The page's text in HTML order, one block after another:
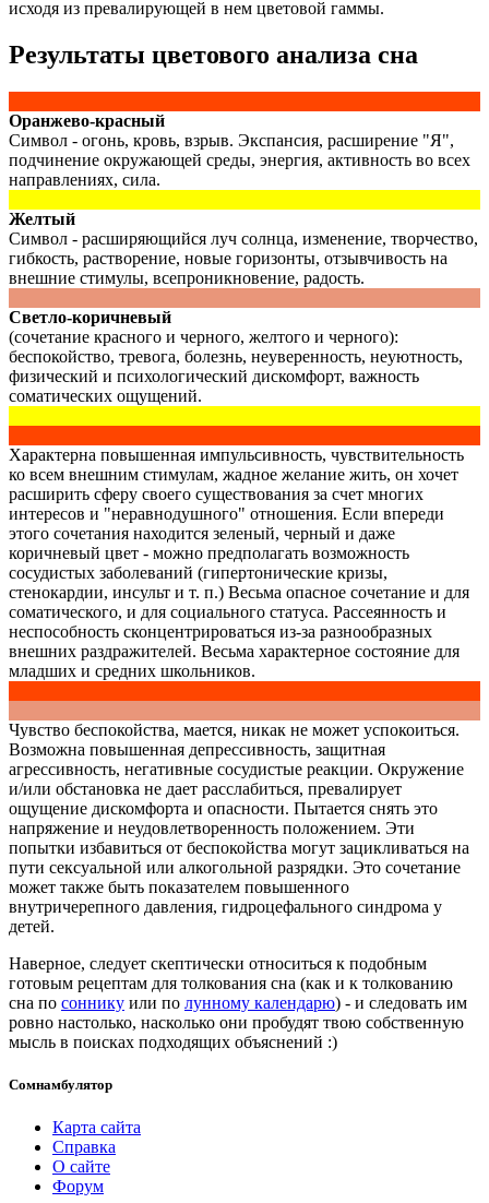
исходя из превалирующей в нем цветовой гаммы.
Результаты цветового анализа сна
Оранжево-красный
Символ - огонь, кровь, взрыв. Экспансия, расширение "Я",
подчинение окружающей среды, энергия, активность во всех
направлениях, сила.
Желтый
Символ - расширяющийся луч солнца, изменение, творчество,
гибкость, растворение, новые горизонты, отзывчивость на
внешние стимулы, всепроникновение, радость.
Светло-коричневый
(сочетание красного и черного, желтого и черного):
беспокойство, тревога, болезнь, неуверенность, неуютность,
физический и психологический дискомфорт, важность
соматических ощущений.
Характерна повышенная импульсивность, чувствительность
ко всем внешним стимулам, жадное желание жить, он хочет
расширить сферу своего существования за счет многих
интересов и "неравнодушного" отношения. Если впереди
этого сочетания находится зеленый, черный и даже
коричневый цвет - можно предполагать возможность
сосудистых заболеваний (гипертонические кризы,
стенокардии, инсульт и т. п.) Весьма опасное сочетание и для
соматического, и для социального статуса. Рассеянность и
неспособность сконцентрироваться из-за разнообразных
внешних раздражителей. Весьма характерное состояние для
младших и средних школьников.
Чувство беспокойства, мается, никак не может успокоиться.
Возможна повышенная депрессивность, защитная
агрессивность, негативные сосудистые реакции. Окружение
и/или обстановка не дает расслабиться, превалирует
ощущение дискомфорта и опасности. Пытается снять это
напряжение и неудовлетворенность положением. Эти
попытки избавиться от беспокойства могут зацикливаться на
пути сексуальной или алкогольной разрядки. Это сочетание
может также быть показателем повышенного
внутричерепного давления, гидроцефального синдрома у
детей.
Наверное, следует скептически относиться к подобным
готовым рецептам для толкования сна (как и к толкованию
сна по соннику или по лунному календарю) - и следовать им
ровно настолько, насколько они пробудят твою собственную
мысль в поисках подходящих объяснений :)
Сомнамбулятор
Карта сайта
Справка
О сайте
Форум